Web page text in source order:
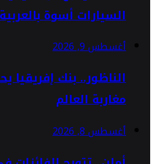
السيارات أسوة
أغسطس 9, 2026
الناظور.. بنك إفريقيا
مغاربة العالم
أغسطس 8, 2026